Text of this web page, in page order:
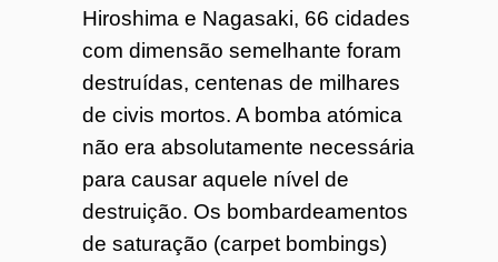
Hiroshima e Nagasaki, 66 cidades
com dimensão semelhante foram
destruídas, centenas de milhares
de civis mortos. A bomba atómica
não era absolutamente necessária
para causar aquele nível de
destruição. Os bombardeamentos
de saturação (carpet bombings)